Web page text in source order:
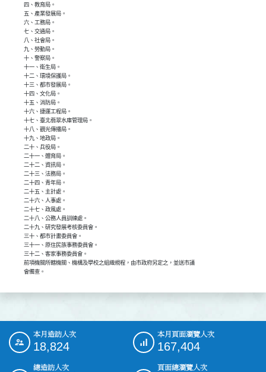
四、教育局。
五、產業發展局。
六、工務局。
七、交通局。
八、社會局。
九、勞動局。
十、警察局。
十一、衛生局。
十二、環境保護局。
十三、都市發展局。
十四、文化局。
十五、消防局。
十六、捷運工程局。
十七、臺北翡翠水庫管理局。
十八、觀光傳播局。
十九、地政局。
二十、兵役局。
二十一、體育局。
二十二、資訊局。
二十三、法務局。
二十四、青年局。
二十五、主計處。
二十六、人事處。
二十七、政風處。
二十八、公務人員訓練處。
二十九、研究發展考核委員會。
三十、都市計畫委員會。
三十一、原住民族事務委員會。
三十二、客家事務委員會。
前項機關所轄機關、機構及學校之組織規程，由市政府另定之，並送市議
會備查。
::: 本月造訪人次
18,824
本月頁面瀏覽人次
167,404
總造訪人次
頁面總瀏覽人次